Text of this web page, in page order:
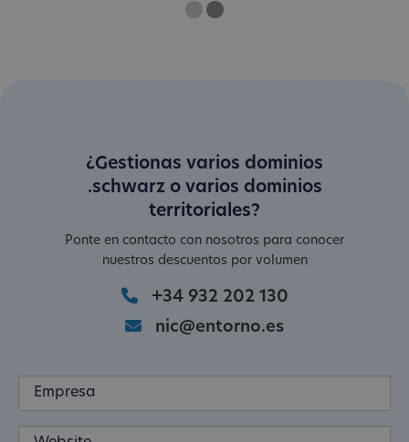
OneTwo
Current Slide
¿Gestionas varios dominios
.schwarz o varios dominios
territoriales?
Ponte en contacto con nosotros para conocer
nuestros descuentos por volumen
+34 932 202 130
nic@entorno.es